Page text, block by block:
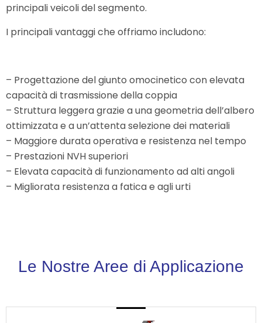
principali veicoli del segmento.
I principali vantaggi che offriamo includono:
– Progettazione del giunto omocinetico con elevata
capacità di trasmissione della coppia
– Struttura leggera grazie a una geometria dell’albero
ottimizzata e a un’attenta selezione dei materiali
– Maggiore durata operativa e resistenza nel tempo
– Prestazioni NVH superiori
– Elevata capacità di funzionamento ad alti angoli
– Migliorata resistenza a fatica e agli urti
Le Nostre Aree di Applicazione